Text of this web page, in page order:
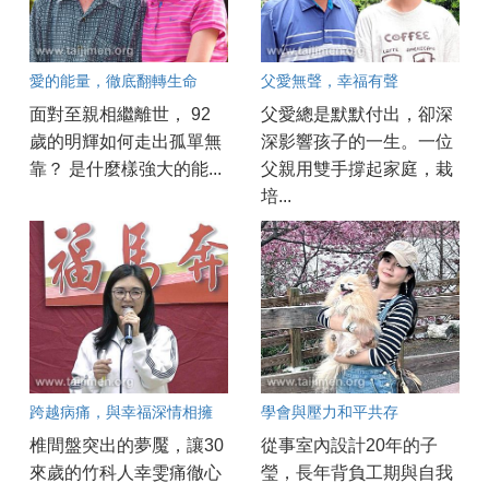
愛的能量，徹底翻轉生命
面對至親相繼離世， 92
歲的明輝如何走出孤單無
靠？ 是什麼樣強大的能...
父愛無聲，幸福有聲
父愛總是默默付出，卻深
深影響孩子的一生。一位
父親用雙手撐起家庭，栽
培...
跨越病痛，與幸福深情相擁
椎間盤突出的夢魘，讓30
來歲的竹科人幸雯痛徹心
學會與壓力和平共存
從事室內設計20年的子
瑩，長年背負工期與自我